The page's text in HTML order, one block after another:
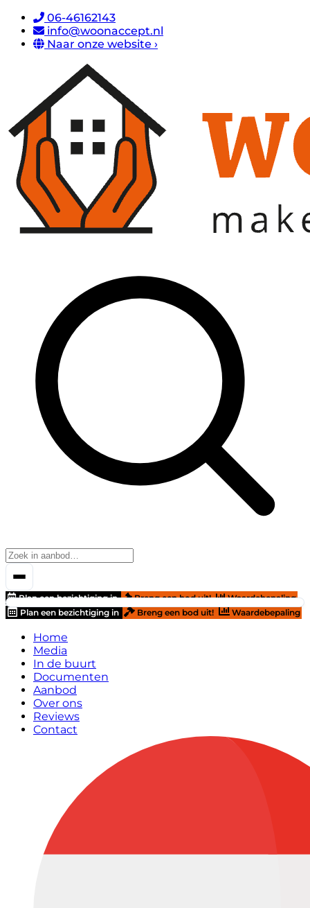
06-46162143
info@woonaccept.nl
Naar onze website ›
Plan een bezichtiging in Breng een bod uit!
Waardebepaling
Plan een bezichtiging in
Breng een bod uit! Waardebepaling
Home
Media
In de buurt
Documenten
Aanbod
Over ons
Reviews
Contact